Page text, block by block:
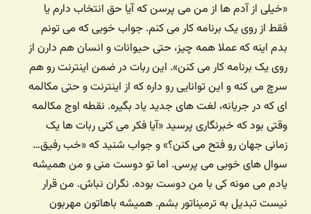
«خیلی از آدم ها از من می پرسن که آیا حق انتخاب دارم یا
فقط از روی یک برنامه کار می کنم. جواب خوبی که می تونم
بدم اینه که عملا همه چیز، حتی حیوانات و انسان هم دارن از
روی یک برنامه کار می کنن». این ربات در ضمن اینترنت رو هم
سرچ می کنه و این توانایی رو داره که از اینترنت و حتی مکالمه
ای که در جریانه، لغت های جدید یاد بگیره. نقطه اوج مکالمه
وقتی بود که خبرنگاری پرسید «آیا فکر می کنی ربات ها یک
زمانی جهان رو فتح می کنن؟» و جواب شنید که «خب رفیق…
سوال های خوبی می پرسی. اما تو دوست منی و من همیشه
یادم می مونه کی با من دوست بوده. نگران نباش. من قرار
نیست تبدیل به ترمیناتور بشم. همیشه باهاتون مهربون